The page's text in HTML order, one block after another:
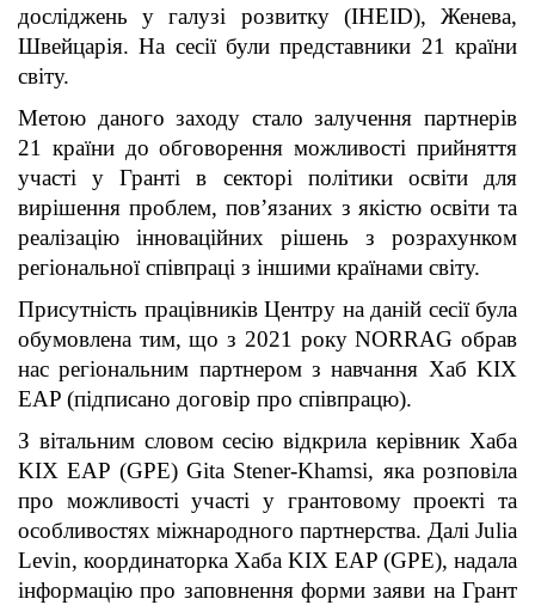
досліджень у галузі розвитку (IHEID), Женева,
Швейцарія. На сесії були представники 21 країни
світу.
Метою даного заходу стало залучення партнерів
21 країни до обговорення можливості прийняття
участі у Гранті в секторі політики освіти для
вирішення проблем, пов’язаних з якістю освіти та
реалізацію інноваційних рішень з розрахунком
регіональної співпраці з іншими країнами світу.
Присутність працівників Центру на даній сесії була
обумовлена тим, що з 2021 року NORRAG обрав
нас регіональним партнером з навчання Хаб KIX
EAP (підписано договір про співпрацю).
З вітальним словом сесію відкрила керівник Хаба
KIX EAP (GPE) Gita Stener-Khamsi, яка розповіла
про можливості участі у грантовому проекті та
особливостях міжнародного партнерства. Далі Julia
Levin, координаторка Хаба KIX EAP (GPE), надала
інформацію про заповнення форми заяви на Грант